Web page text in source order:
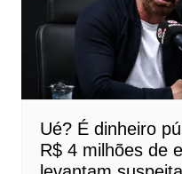
Ué? É dinheiro
R$ 4 milhões de